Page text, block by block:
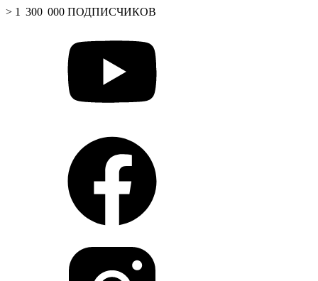
> 1 300 000 ПОДПИСЧИКОВ